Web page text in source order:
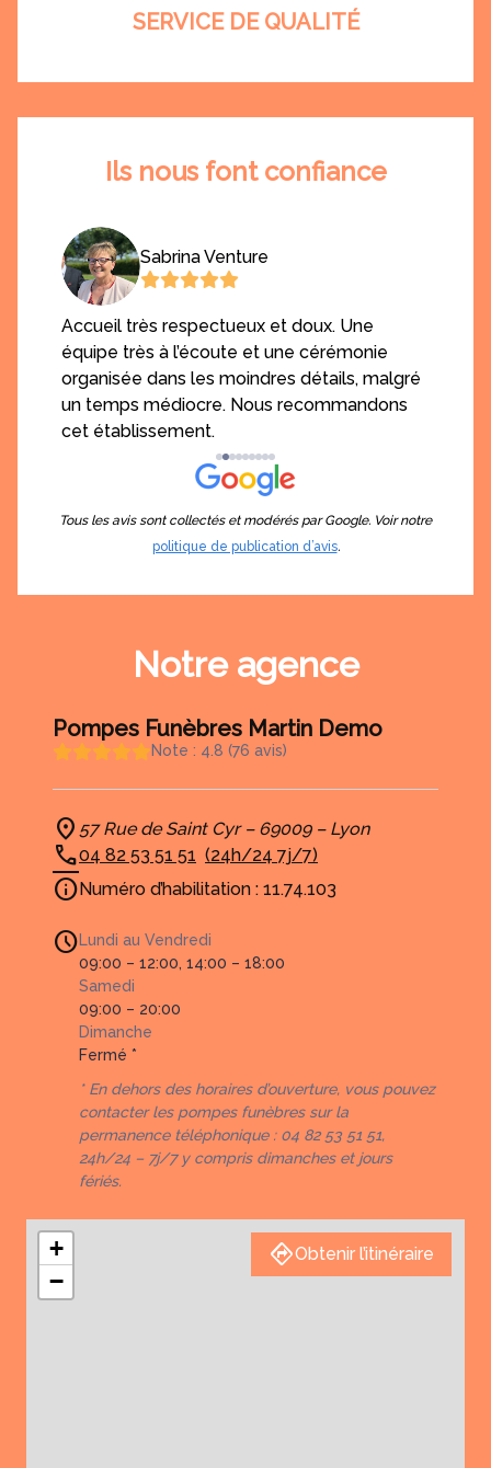
SERVICE DE QUALITÉ
Ils nous font confiance
Sabrina Venture
Accueil très respectueux et doux. Une
équipe très à l’écoute et une cérémonie
organisée dans les moindres détails, malgré
un temps médiocre. Nous recommandons
cet établissement.
Tous les avis sont collectés et modérés par Google. Voir notre
politique de publication d’avis.
Notre agence
Pompes Funèbres Martin Demo
Note : 4.8 (76 avis)
57 Rue de Saint Cyr – 69009 – Lyon
04 82 53 51 51 (24h/24 7j/7)
Numéro d’habilitation : 11.74.103
Lundi au Vendredi
09:00 – 12:00, 14:00 – 18:00
Samedi
09:00 – 20:00
Dimanche
Fermé *
* En dehors des horaires d’ouverture, vous pouvez
contacter les pompes funèbres sur la
permanence téléphonique : 04 82 53 51 51,
24h/24 – 7j/7 y compris dimanches et jours
fériés.
+
−
Obtenir l’itinéraire